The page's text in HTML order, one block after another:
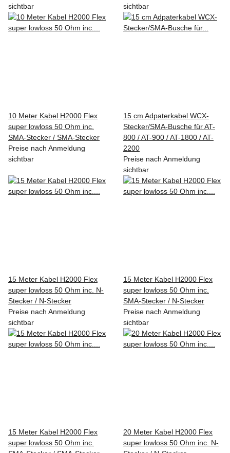
sichtbar
sichtbar
10 Meter Kabel H2000 Flex
super lowloss 50 Ohm inc.
SMA-Stecker / SMA-Stecker
Preise nach Anmeldung
sichtbar
15 cm Adpaterkabel WCX-
Stecker/SMA-Busche für AT-
800 / AT-900 / AT-1800 / AT-
2200
Preise nach Anmeldung
sichtbar
15 Meter Kabel H2000 Flex
super lowloss 50 Ohm inc. N-
Stecker / N-Stecker
Preise nach Anmeldung
sichtbar
15 Meter Kabel H2000 Flex
super lowloss 50 Ohm inc.
SMA-Stecker / N-Stecker
Preise nach Anmeldung
sichtbar
15 Meter Kabel H2000 Flex
super lowloss 50 Ohm inc.
20 Meter Kabel H2000 Flex
super lowloss 50 Ohm inc. N-